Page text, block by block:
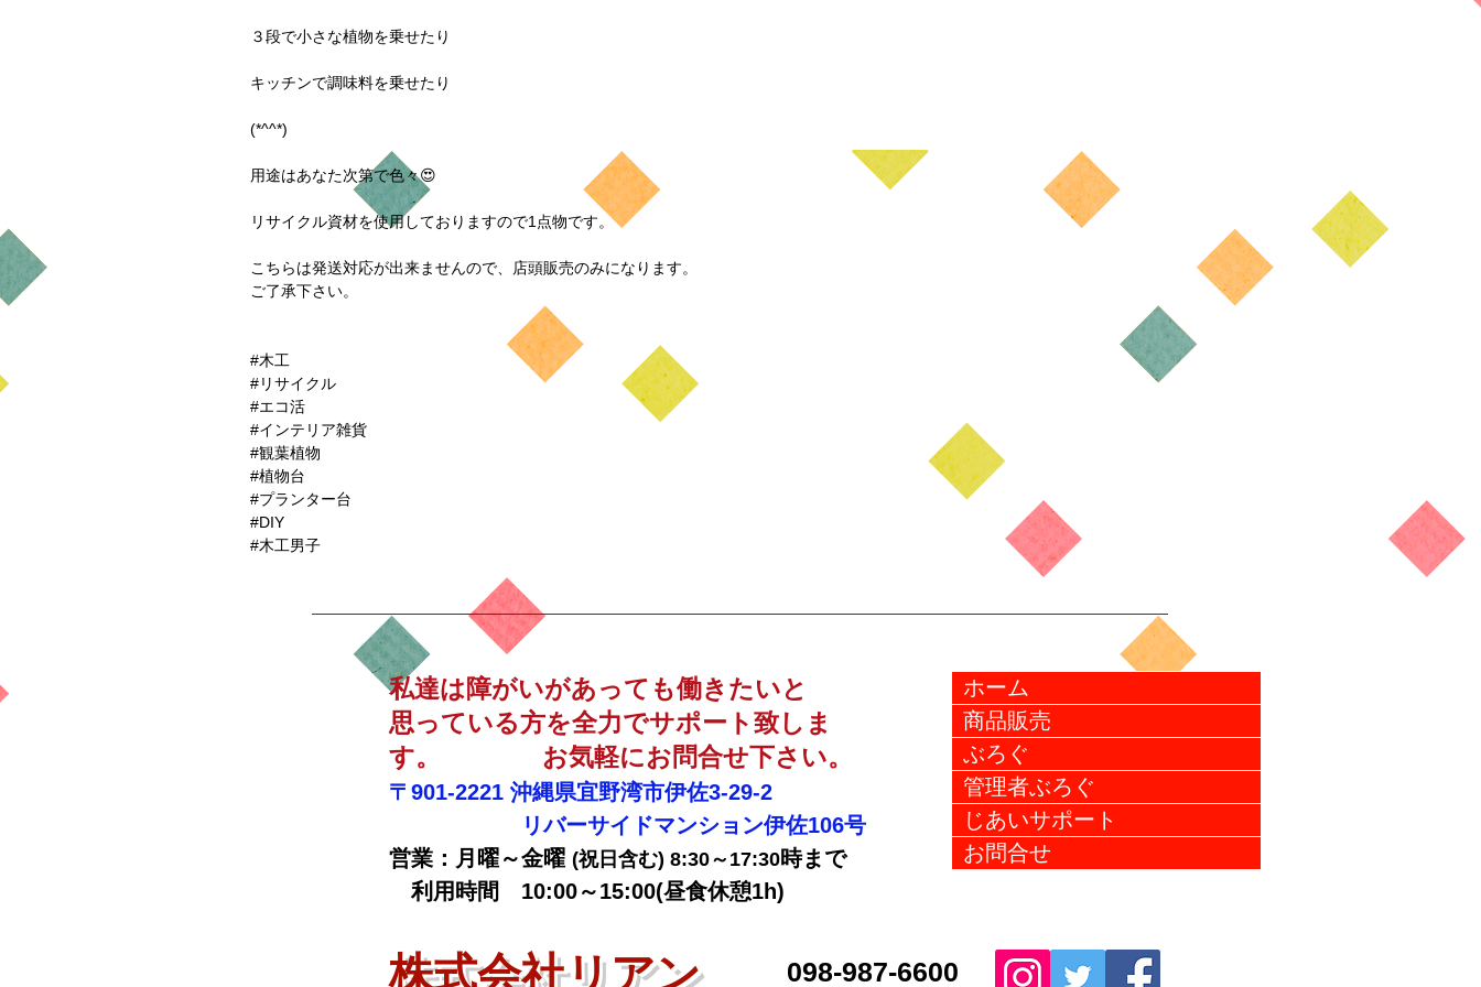
３段で小さな植物を乗せたり
キッチンで調味料を乗せたり
(*^^*)
用途はあなた次第で色々😍
リサイクル資材を使用しておりますので1点物です。
こちらは発送対応が出来ませんので、店頭販売のみになります。
ご了承下さい。
#木工
#リサイクル
#エコ活
#インテリア雑貨
#観葉植物
#植物台
#プランター台
#DIY
#木工男子
私達は障がいがあっても働きたいと
思っている方を全力でサポート致しま
す。 お気軽にお問合せ下さい。
〒901-2221 沖縄県宜野湾市伊佐3-29-2
リバーサイドマンション伊佐106号
営業：月曜～金曜 (祝日含む) 8:30～17:30時まで
利用時間 10:00～15:00(昼食休憩1h)
ホーム
商品販売
ぶろぐ
管理者ぶろぐ
じあいサポート
お問合せ
​株式会社リアン ​098-987-6600